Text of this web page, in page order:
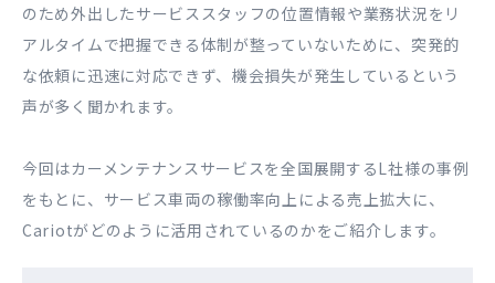
のため外出したサービススタッフの位置情報や業務状況をリ
アルタイムで把握できる体制が整っていないために、突発的
な依頼に迅速に対応できず、機会損失が発生しているという
声が多く聞かれます。
今回はカーメンテナンスサービスを全国展開するL社様の事例
をもとに、サービス車両の稼働率向上による売上拡大に、
Cariotがどのように活用されているのかをご紹介します。